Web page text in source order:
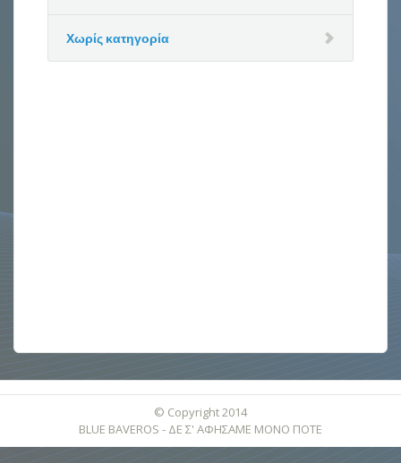
Χωρίς κατηγορία
© Copyright 2014
BLUE BAVEROS - ΔΕ Σ' ΑΦΗΣΑΜΕ ΜΟΝΟ ΠΟΤΕ